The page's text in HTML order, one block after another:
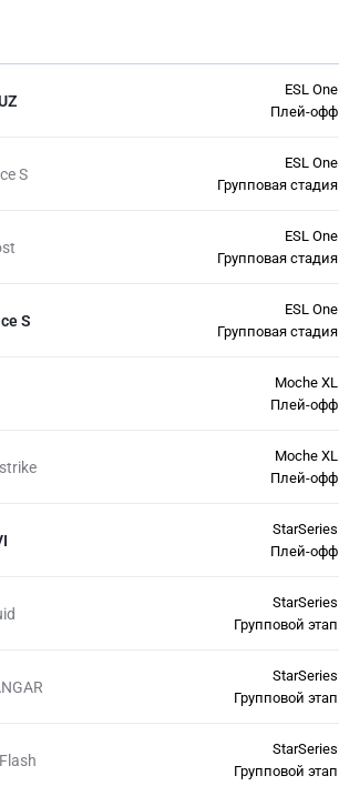
ESL One
Плей-офф
S
ESL One
Групповая стадия
ESL One
Групповая стадия
S
ESL One
Групповая стадия
Moche XL
Плей-офф
Moche XL
Плей-офф
StarSeries
Плей-офф
StarSeries
Групповой этап
StarSeries
Групповой этап
StarSeries
Групповой этап